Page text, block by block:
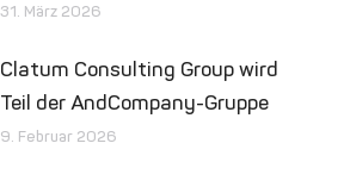
31. März 2026
Clatum Consulting Group wird
Teil der AndCompany-Gruppe
9. Februar 2026